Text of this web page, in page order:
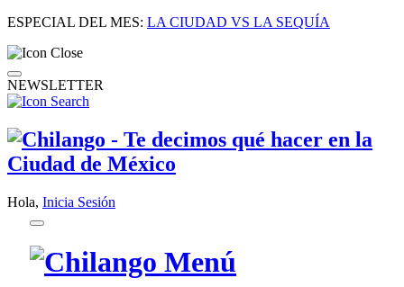
ESPECIAL DEL MES: LA CIUDAD VS LA SEQUÍA
NEWSLETTER
Hola, Inicia Sesión